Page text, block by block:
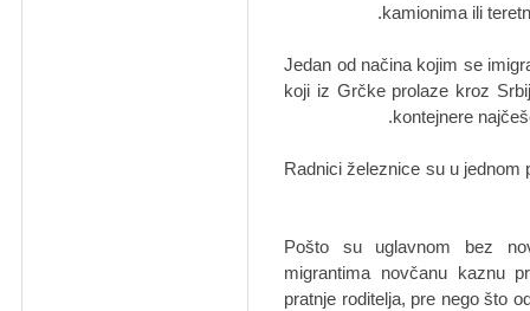
kamionima ili
Jedan od načina kojim se
koji iz Grčke prolaze kroz
kontejnere
Radnici železnice su u jednom
Pošto su uglavnom bez
migrantima novčanu kaznu
pratnje roditelja, pre nego što